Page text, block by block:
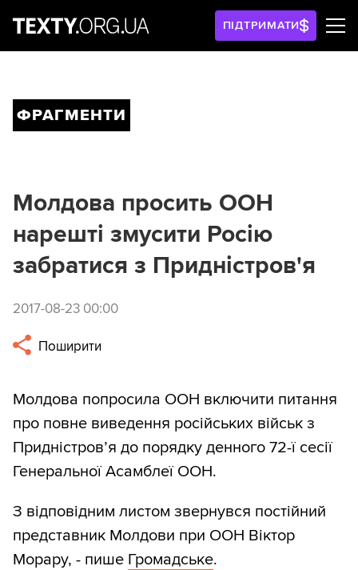
ПІДТРИМАТИ
ФРАГМЕНТИ
Молдова просить ООН
нарешті змусити Росію
забратися з Придністров'я
2017-08-23 00:00
Поширити
Молдова попросила ООН включити питання
про повне виведення російських військ з
Придністров’я до порядку денного 72-ї сесії
Генеральної Асамблеї ООН.
З відповідним листом звернувся постійний
представник Молдови при ООН Віктор
Морару, - пише Громадське.